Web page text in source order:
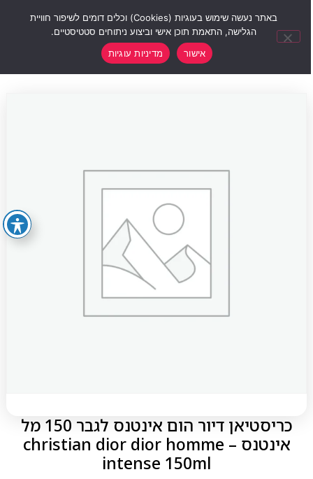
כריסטיאן דיור הום אינטנס לגבר 150 מל
אינטנס – christian dior dior homme
intense 150ml
באתר נעשה שימוש בעוגיות (Cookies) וכלים דומים לשיפור חוויית
הגלישה, התאמת תוכן אישי וביצוע ניתוחים סטטיסטיים.
אישור
מדיניות עוגיות